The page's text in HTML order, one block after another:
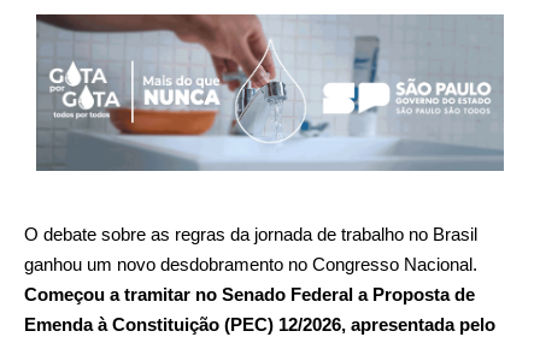
O debate sobre as regras da jornada de trabalho no Brasil
ganhou um novo desdobramento no Congresso Nacional.
Começou a tramitar no Senado Federal a Proposta de
Emenda à Constituição (PEC) 12/2026, apresentada pelo